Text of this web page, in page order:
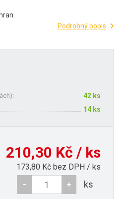
Podrobný popis
):
42 ks
14 ks
210,30 Kč / ks
173,80 Kč bez DPH / ks
ks